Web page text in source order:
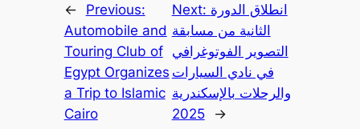
←
Previous:
Automobile and
Touring Club of
Egypt Organizes
a Trip to Islamic
Cairo
Next: انطلاق الدورة
الثانية من مسابقة
التصوير الفوتوغرافي
في نادي السيارات
والرحلات بالإسكندرية
2025
→